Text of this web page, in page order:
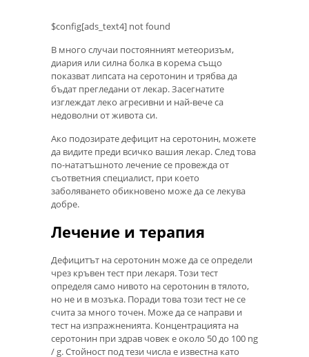
$config[ads_text4] not found
В много случаи постоянният метеоризъм,
диария или силна болка в корема също
показват липсата на серотонин и трябва да
бъдат прегледани от лекар. Засегнатите
изглеждат леко агресивни и най-вече са
недоволни от живота си.
Ако подозирате дефицит на серотонин, можете
да видите преди всичко вашия лекар. След това
по-нататъшното лечение се провежда от
съответния специалист, при което
заболяването обикновено може да се лекува
добре.
Лечение и терапия
Дефицитът на серотонин може да се определи
чрез кръвен тест при лекаря. Този тест
определя само нивото на серотонин в тялото,
но не и в мозъка. Поради това този тест не се
счита за много точен. Може да се направи и
тест на изпражненията. Концентрацията на
серотонин при здрав човек е около 50 до 100 ng
/ g. Стойност под тези числа е известна като